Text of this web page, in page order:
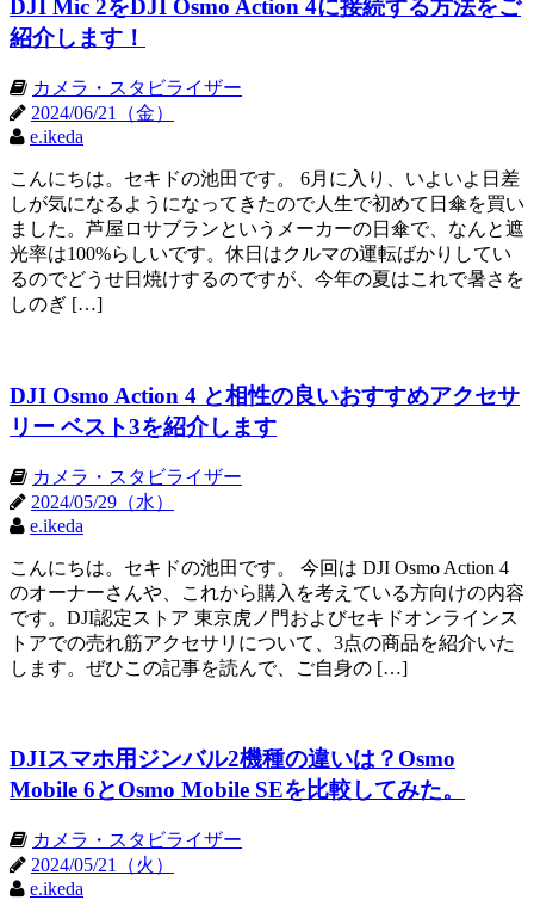
DJI Mic 2をDJI Osmo Action 4に接続する方法をご
紹介します！
カメラ・スタビライザー
2024/06/21（金）
e.ikeda
こんにちは。セキドの池田です。 6月に入り、いよいよ日差
しが気になるようになってきたので人生で初めて日傘を買い
ました。芦屋ロサブランというメーカーの日傘で、なんと遮
光率は100%らしいです。休日はクルマの運転ばかりしてい
るのでどうせ日焼けするのですが、今年の夏はこれで暑さを
しのぎ […]
DJI Osmo Action 4 と相性の良いおすすめアクセサ
リー ベスト3を紹介します
カメラ・スタビライザー
2024/05/29（水）
e.ikeda
こんにちは。セキドの池田です。 今回は DJI Osmo Action 4
のオーナーさんや、これから購入を考えている方向けの内容
です。DJI認定ストア 東京虎ノ門およびセキドオンラインス
トアでの売れ筋アクセサリについて、3点の商品を紹介いた
します。ぜひこの記事を読んで、ご自身の […]
DJIスマホ用ジンバル2機種の違いは？Osmo
Mobile 6とOsmo Mobile SEを比較してみた。
カメラ・スタビライザー
2024/05/21（火）
e.ikeda